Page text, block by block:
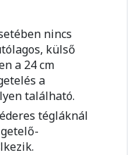
nincs
külső
a 24 cm
a
található.
tégláknál